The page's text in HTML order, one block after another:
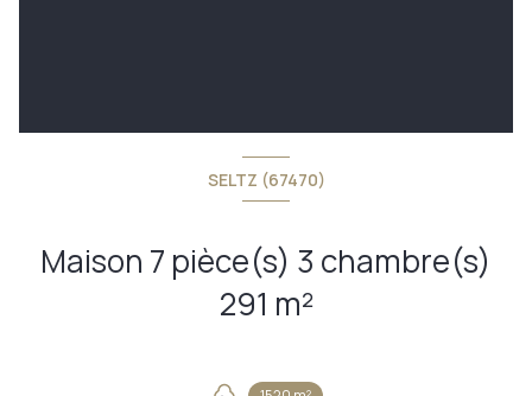
SELTZ (67470)
Maison 7 pièce(s) 3 chambre(s)
291 m²